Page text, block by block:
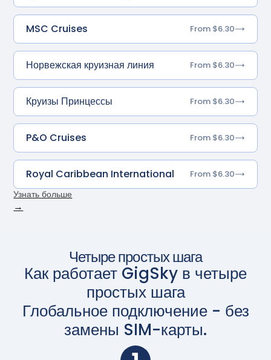
MSC Cruises From $6.30
Норвежская круизная линия From $6.30
Круизы Принцессы From $6.30
P&O Cruises From $6.30
Royal Caribbean International From $6.30
Узнать больше
→
Четыре простых шага
Как работает GigSky в четыре
простых шага
Глобальное подключение - без
замены SIM-карты.